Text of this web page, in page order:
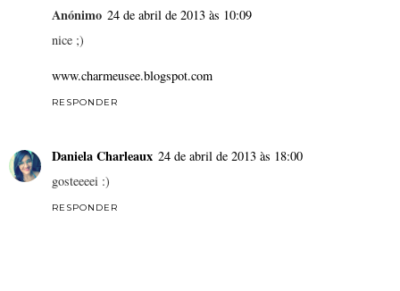
Anónimo 24 de abril de 2013 às 10:09
nice ;)
www.charmeusee.blogspot.com
RESPONDER
Daniela Charleaux 24 de abril de 2013 às 18:00
gosteeeei :)
RESPONDER